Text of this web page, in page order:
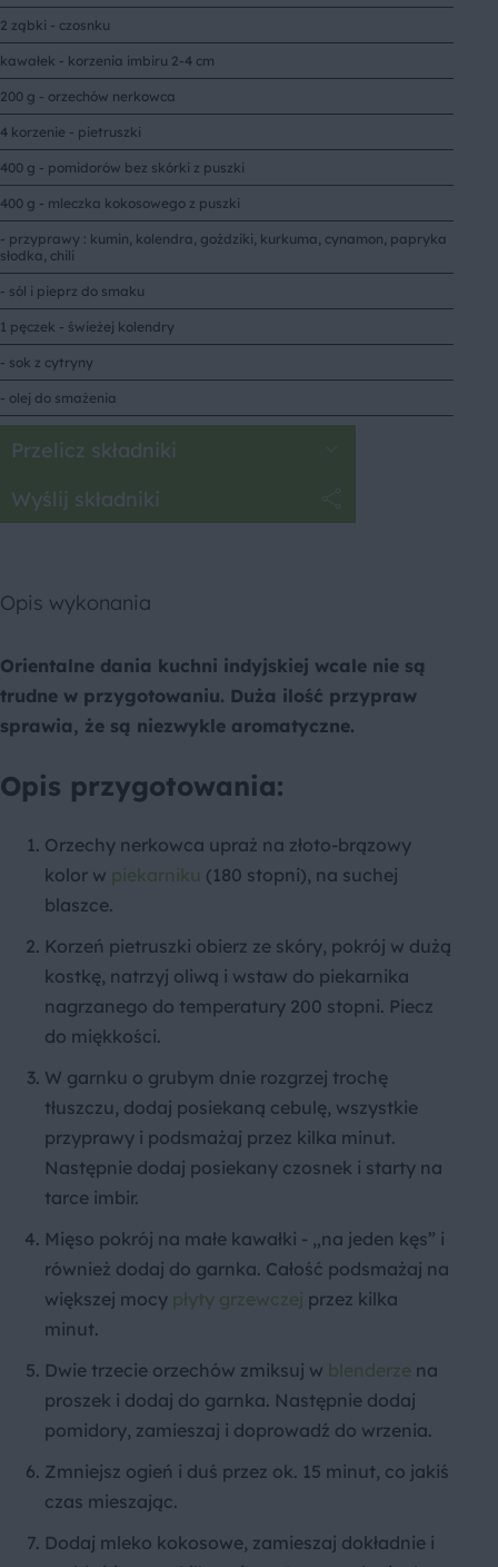
2 ząbki - czosnku
kawałek - korzenia imbiru 2-4 cm
200 g - orzechów nerkowca
4 korzenie - pietruszki
400 g - pomidorów bez skórki z puszki
400 g - mleczka kokosowego z puszki
- przyprawy : kumin, kolendra, goździki, kurkuma, cynamon, papryka
słodka, chili
- sól i pieprz do smaku
1 pęczek - świeżej kolendry
- sok z cytryny
- olej do smażenia
Przelicz składniki
Wyślij składniki
Opis wykonania
Orientalne dania kuchni indyjskiej wcale nie są
trudne w przygotowaniu. Duża ilość przypraw
sprawia, że są niezwykle aromatyczne.
Opis przygotowania:
Orzechy nerkowca upraż na złoto-brązowy
kolor w piekarniku (180 stopni), na suchej
blaszce.
Korzeń pietruszki obierz ze skóry, pokrój w dużą
kostkę, natrzyj oliwą i wstaw do piekarnika
nagrzanego do temperatury 200 stopni. Piecz
do miękkości.
W garnku o grubym dnie rozgrzej trochę
tłuszczu, dodaj posiekaną cebulę, wszystkie
przyprawy i podsmażaj przez kilka minut.
Następnie dodaj posiekany czosnek i starty na
tarce imbir.
Mięso pokrój na małe kawałki - „na jeden kęs” i
również dodaj do garnka. Całość podsmażaj na
większej mocy płyty grzewczej przez kilka
minut.
Dwie trzecie orzechów zmiksuj w blenderze na
proszek i dodaj do garnka. Następnie dodaj
pomidory, zamieszaj i doprowadź do wrzenia.
Zmniejsz ogień i duś przez ok. 15 minut, co jakiś
czas mieszając.
Dodaj mleko kokosowe, zamieszaj dokładnie i